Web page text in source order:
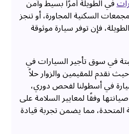
في الطويلة أمرًا بسيط وآمن
السكنية المجاورة، أو تنجز
فإن توفر سيارة موثوقة
في سوق تأجير السيارات في
نقدم للمقيمين والزوار حلاً
في أسطولنا لفحص دوري،
وفقًا لمعايير السلامة على
المتحدة، مما يضمن تجربة قيادة